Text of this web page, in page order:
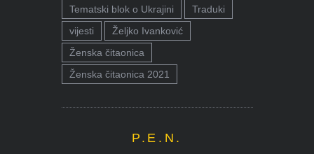
Tematski blok o Ukrajini
Traduki
vijesti
Željko Ivanković
Ženska čitaonica
Ženska čitaonica 2021
P.E.N.